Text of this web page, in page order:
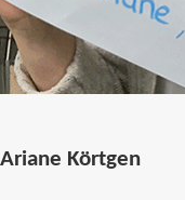
Ariane Körtgen